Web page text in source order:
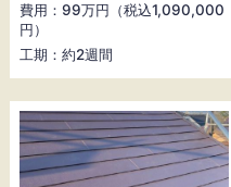
費用：99万円（税込1,090,000
円）
工期：約2週間